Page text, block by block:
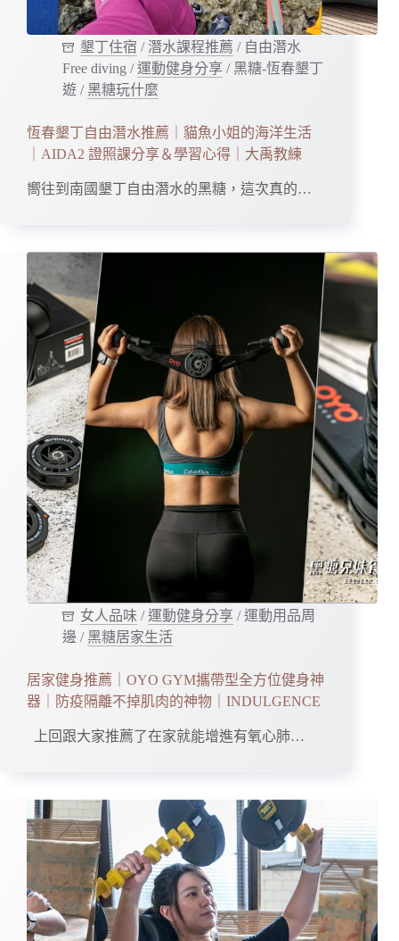
墾丁住宿 / 潛水課程推薦 / 自由潛水
Free diving /運動健身分享 / 黑糖-恆春墾丁
遊 / 黑糖玩什麼
恆春墾丁自由潛水推薦｜貓魚小姐的海洋生活
｜AIDA2 證照課分享＆學習心得｜大禹教練
嚮往到南國墾丁自由潛水的黑糖，這次真的…
女人品味 /運動健身分享 /運動用品周
邊 / 黑糖居家生活
居家健身推薦｜OYO GYM攜帶型全方位健身神
器｜防疫隔離不掉肌肉的神物｜INDULGENCE
上回跟大家推薦了在家就能增進有氧心肺…